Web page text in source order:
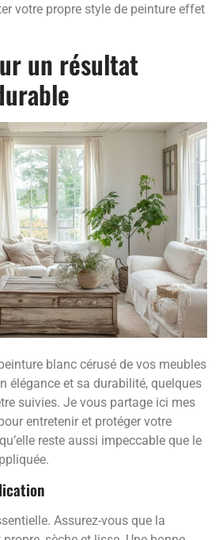
votre propre style de peinture effet
un résultat
blanc cérusé de vos meubles
élégance et sa durabilité, quelques
suivies. Je vous partage ici mes
entretenir et protéger votre
reste aussi impeccable que le
Assurez-vous que la